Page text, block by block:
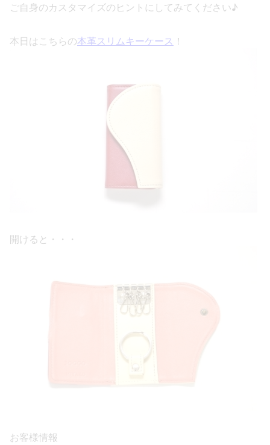
ご自身のカスタマイズのヒントにしてみてください♪
本日はこちらの本革スリムキーケース ！
開けると・・・
お客様情報